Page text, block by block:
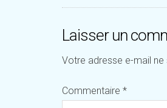
Laisser un
Votre adresse e-mail ne
Commentaire *